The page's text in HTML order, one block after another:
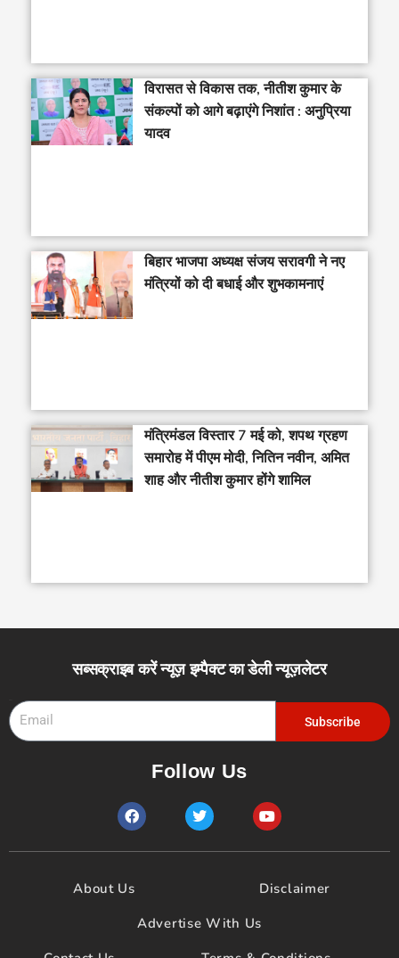
विरासत से विकास तक, नीतीश कुमार के
संकल्पों को आगे बढ़ाएंगे निशांत : अनुप्रिया
यादव
बिहार भाजपा अध्यक्ष संजय सरावगी ने नए
मंत्रियों को दी बधाई और शुभकामनाएं
मंत्रिमंडल विस्तार 7 मई को, शपथ ग्रहण
समारोह में पीएम मोदी, नितिन नवीन, अमित
शाह और नीतीश कुमार होंगे शामिल
सब्सक्राइब करें न्यूज़ इम्पैक्ट का डेली न्यूज़लेटर
Subscribe
Follow Us
F
a
c
e
o
T
w
i
t
Y
o
u
t
b
e
About Us
Disclaimer
Advertise With Us